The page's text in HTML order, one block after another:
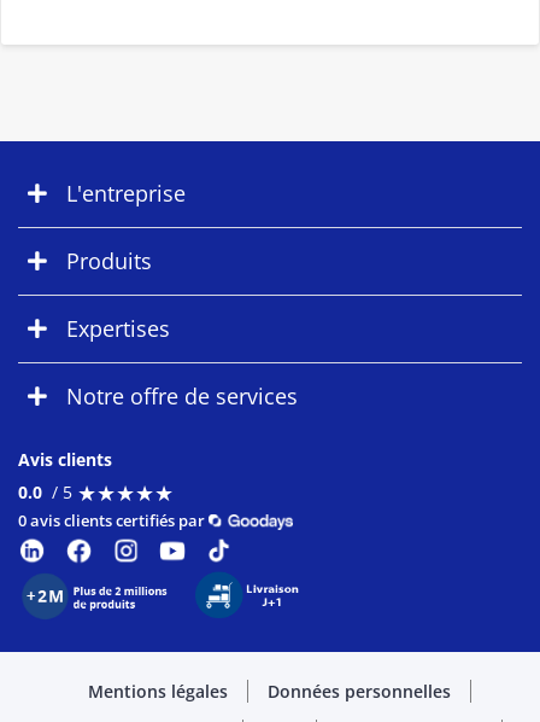
L'entreprise
Produits
Expertises
Notre offre de services
Avis clients
0.0 / 5 ★★★★★
★★★★★
0 avis clients certifiés par
Mentions légales
Données personnelles